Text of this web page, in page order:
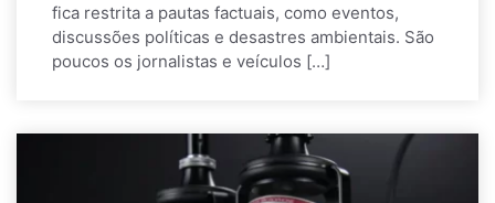
fica restrita a pautas factuais, como eventos,
discussões políticas e desastres ambientais. São
poucos os jornalistas e veículos […]